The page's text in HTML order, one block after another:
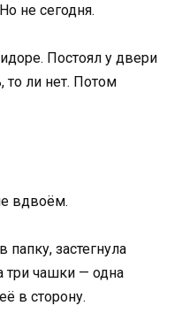
не сегодня.
Постоял у двери
то ли нет. Потом
вдвоём.
застегнула
три чашки — одна
в сторону.